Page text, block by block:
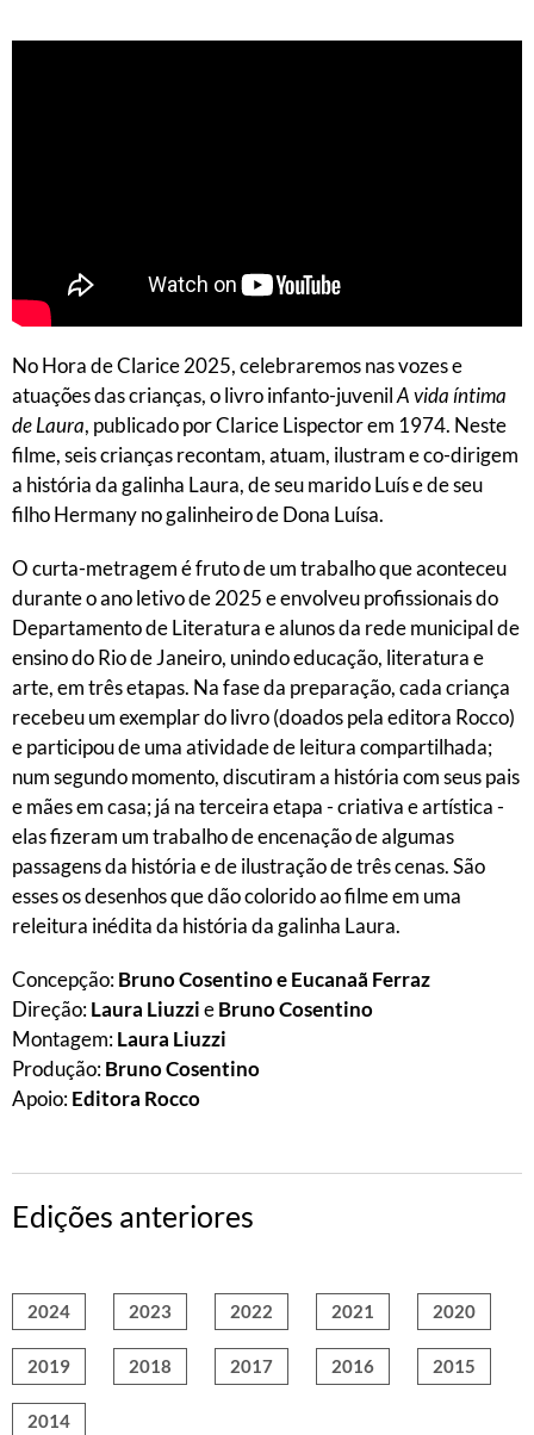
No Hora de Clarice 2025, celebraremos nas vozes e
atuações das crianças, o livro infanto-juvenilA vida íntima
de Laura, publicado por Clarice Lispector em 1974. Neste
filme, seis crianças recontam, atuam, ilustram e co-dirigem
a história da galinha Laura, de seu marido Luís e de seu
filho Hermany no galinheiro de Dona Luísa.
O curta-metragem é fruto de um trabalho que aconteceu
durante o ano letivo de 2025 e envolveu profissionais do
Departamento de Literatura e alunos da rede municipal de
ensino do Rio de Janeiro, unindo educação, literatura e
arte, em três etapas. Na fase da preparação, cada criança
recebeu um exemplar do livro (doados pela editora Rocco)
e participou de uma atividade de leitura compartilhada;
num segundo momento, discutiram a história com seus pais
e mães em casa; já na terceira etapa - criativa e artística -
elas fizeram um trabalho de encenação de algumas
passagens da história e de ilustração de três cenas. São
esses os desenhos que dão colorido ao filme em uma
releitura inédita da história da galinha Laura.
Concepção:Bruno Cosentino e Eucanaã Ferraz
Direção:Laura LiuzzieBruno Cosentino
Montagem:Laura Liuzzi
Produção:Bruno Cosentino
Apoio:Editora Rocco
Edições anteriores
2024 2023 2022 2021 2020
2019 2018 2017 2016 2015
2014